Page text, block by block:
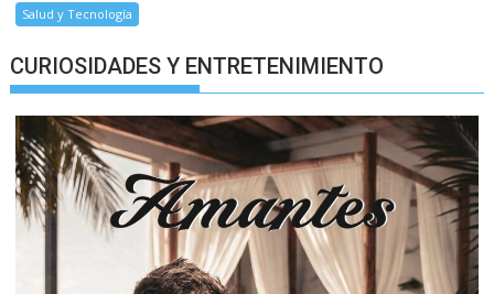
Salud y Tecnología
CURIOSIDADES Y ENTRETENIMIENTO